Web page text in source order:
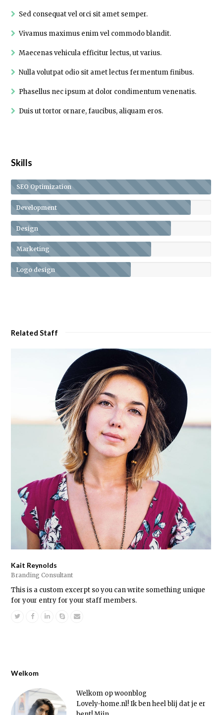
Sed consequat vel orci sit amet semper.
Vivamus maximus enim vel commodo blandit.
Maecenas vehicula efficitur lectus, ut varius.
Nulla volutpat odio sit amet lectus fermentum finibus.
Phasellus nec ipsum at dolor condimentum venenatis.
Duis ut tortor ornare, faucibus, aliquam eros.
Skills
SEO Optimization
Development
Design
Marketing
Logo design
Related Staff
Kait Reynolds
Branding Consultant
This is a custom excerpt so you can write something unique
for your entry for your staff members.
TwitterFacebookLinkedin
SkypeEmail
Welkom
Welkom op woonblog
Lovely-home.nl! Ik ben heel blij dat je er